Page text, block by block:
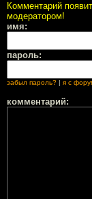
Комментарий
модератором!
имя:
пароль:
забыл пароль? я с
комментарий: